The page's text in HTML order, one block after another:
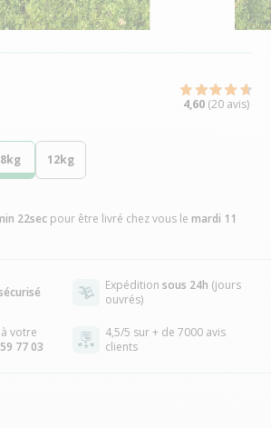
8kg 12kg
21sec pour être livré chez vous le mardi 11
Expédition sous 24h (jours
ouvrés)
votre
77 03
4,5/5 sur + de 7000 avis
clients
4,60 (20 avis)